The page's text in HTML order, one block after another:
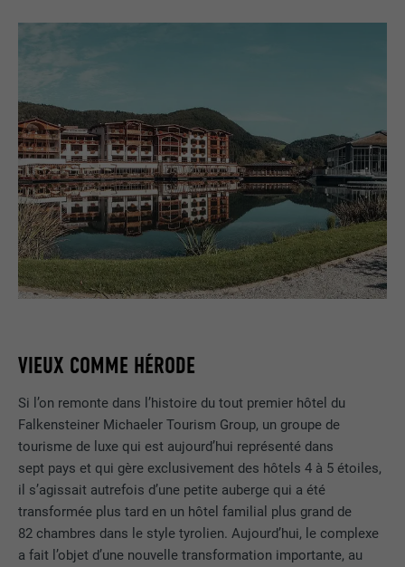
VIEUX COMME HÉRODE
Si l’on remonte dans l’histoire du tout premier hôtel du
Falkensteiner Michaeler Tourism Group, un groupe de
tourisme de luxe qui est aujourd’hui représenté dans
sept pays et qui gère exclusivement des hôtels 4 à 5 étoiles,
il s’agissait autrefois d’une petite auberge qui a été
transformée plus tard en un hôtel familial plus grand de
82 chambres dans le style tyrolien. Aujourd’hui, le complexe
a fait l’objet d’une nouvelle transformation importante, au